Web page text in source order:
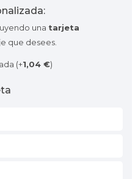
una tarjeta
que desees.
(+1,04 €)